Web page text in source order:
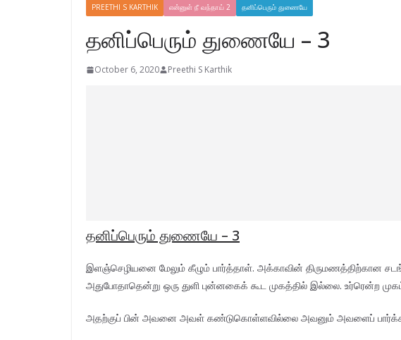
PREETHI S KARTHIK என்னுள் நீ வந்தாய் 2 தனிப்பெரும் துணையே
தனிப்பெரும் துணையே – 3
October 6, 2020 Preethi S Karthik
தனிப்பெரும் துணையே – 3
இளஞ்செழியனை மேலும் கீழும் பார்த்தாள். அக்காவின் திருமணத்திற்கான
அதுபோதாதென்று ஒரு துளி புன்னகைக் கூட முகத்தில் இல்லை. உர்ரென்ற
அதற்குப் பின் அவனை அவள் கண்டுகொள்ளவில்லை அவனும் அவளைப்